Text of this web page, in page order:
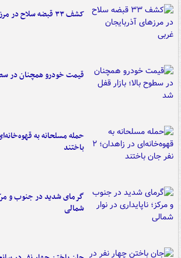
کشف ۳۳ قبضه سلاح در مرزهای آذربایجان غربی
قیمت خودرو همچنان در
باختند
گرمای شدید در جنوب و
شمالی